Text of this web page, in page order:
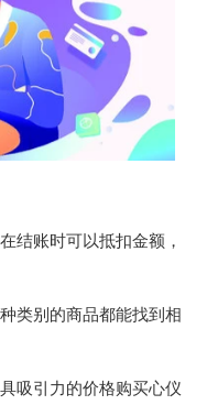
结账时可以抵扣金额，
类别的商品都能找到相
吸引力的价格购买心仪